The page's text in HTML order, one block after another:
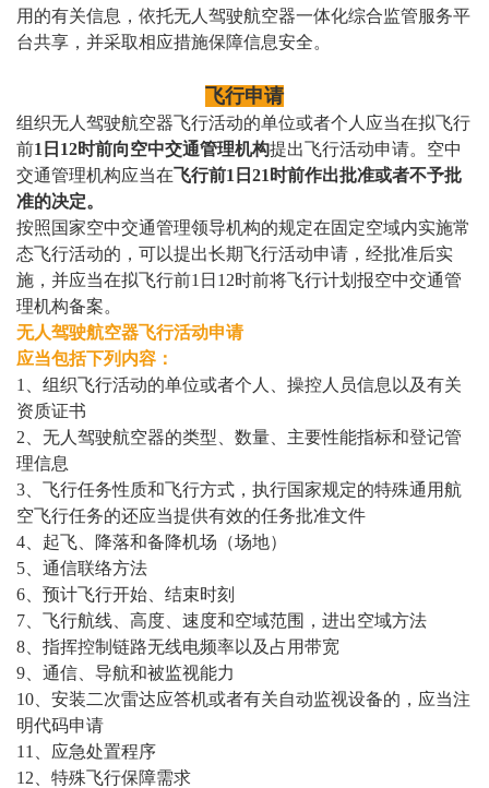
用的有关信息，依托无人驾驶航空器一体化综合监管服务平
台共享，并采取相应措施保障信息安全。
飞行申请
组织无人驾驶航空器飞行活动的单位或者个人应当在拟飞行
前1日12时前向空中交通管理机构提出飞行活动申请。空中
交通管理机构应当在飞行前1日21时前作出批准或者不予批
准的决定。
按照国家空中交通管理领导机构的规定在固定空域内实施常
态飞行活动的，可以提出长期飞行活动申请，经批准后实
施，并应当在拟飞行前1日12时前将飞行计划报空中交通管
理机构备案。
无人驾驶航空器飞行活动申请
应当包括下列内容：
1、组织飞行活动的单位或者个人、操控人员信息以及有关
资质证书
2、无人驾驶航空器的类型、数量、主要性能指标和登记管
理信息
3、飞行任务性质和飞行方式，执行国家规定的特殊通用航
空飞行任务的还应当提供有效的任务批准文件
4、起飞、降落和备降机场（场地）
5、通信联络方法
6、预计飞行开始、结束时刻
7、飞行航线、高度、速度和空域范围，进出空域方法
8、指挥控制链路无线电频率以及占用带宽
9、通信、导航和被监视能力
10、安装二次雷达应答机或者有关自动监视设备的，应当注
明代码申请
11、应急处置程序
12、特殊飞行保障需求